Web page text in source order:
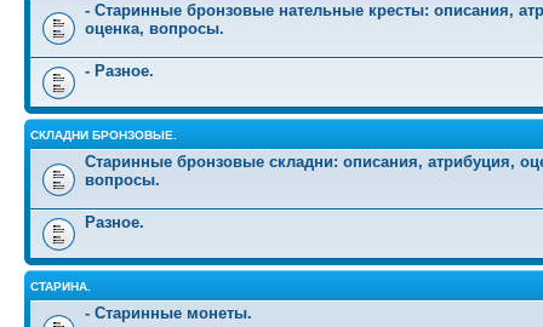
- Старинные бронзовые нательные кресты: описания,
оценка, вопросы.
- Разное.
СКЛАДНИ БРОНЗОВЫЕ.
Старинные бронзовые складни: описания, атрибуция,
вопросы.
Разное.
СТАРИНА.
- Старинные монеты.